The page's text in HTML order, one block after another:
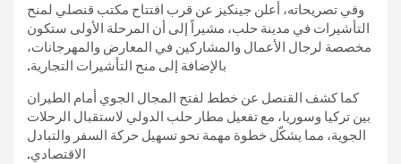
وفي تصريحاته، أعلن جينكيز عن قرب افتتاح مكتب قنصلي لمنح
التأشيرات في مدينة حلب، مشيراً إلى أن المرحلة الأولى ستكون
مخصصة لرجال الأعمال والمشاركين في المعارض والمهرجانات،
بالإضافة إلى منح التأشيرات التجارية.
كما كشف القنصل عن خطط لفتح المجال الجوي أمام الطيران
بين تركيا وسوريا، مع تفعيل مطار حلب الدولي لاستقبال الرحلات
الجوية، مما يشكّل خطوة مهمة نحو تسهيل حركة السفر والتبادل
الاقتصادي.